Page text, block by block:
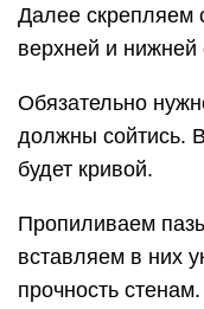
Далее скрепляем
верхней и нижней
Обязательно
должны сойтись.
будет кривой.
Пропиливаем
вставляем в них
прочность